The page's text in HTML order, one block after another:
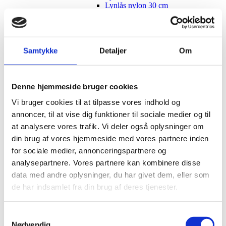
Samtykke Detaljer Om
Denne hjemmeside bruger cookies
Vi bruger cookies til at tilpasse vores indhold og
annoncer, til at vise dig funktioner til sociale medier og til
at analysere vores trafik. Vi deler også oplysninger om
din brug af vores hjemmeside med vores partnere inden
for sociale medier, annonceringspartnere og
analysepartnere. Vores partnere kan kombinere disse
data med andre oplysninger, du har givet dem, eller som
de har indsamlet fra din brug af deres tjenester.
Lynlås nylon 30 cm
Lynlås 37 cm
Lynlås metal 40 cm
Lynlås med ring 45 cm
Lynlås nylon 45 cm
Lynlås 47 cm
Lynlås 55 cm
Lynlås 60 cm
Lynlås 70 cm
Lynlås 100 cm
Lynlås 15 cm
Knapper, trykknapper